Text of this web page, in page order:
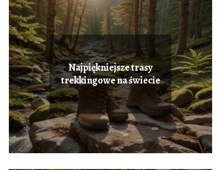
Najpiękniejsze trasy
trekkingowe na świecie